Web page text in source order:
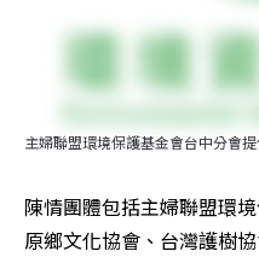
主婦聯盟環境保護基金會台中分會提
陳情團體包括主婦聯盟環
原鄉文化協會、台灣護樹